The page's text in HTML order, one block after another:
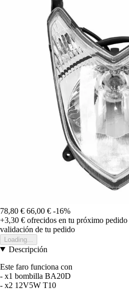
78,80 € 66,00 € -16%
+3,30 € ofrecidos en tu próximo pedido
validación de tu pedido
Loading...
Descripción
Este faro funciona con
- x1 bombilla BA20D
- x2 12V5W T10